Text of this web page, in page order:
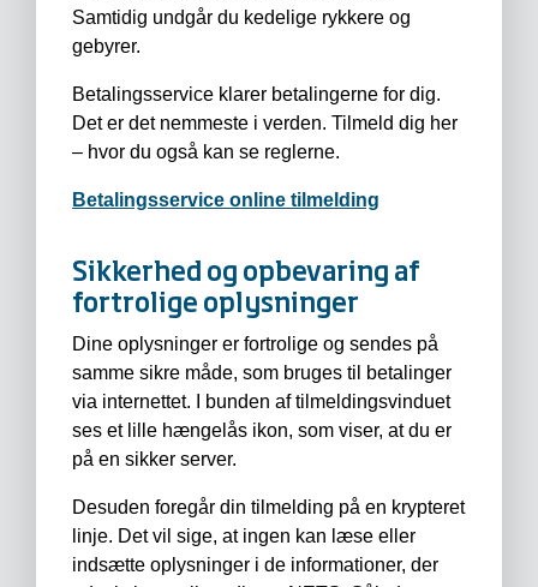
Samtidig undgår du kedelige rykkere og
gebyrer.
Betalingsservice klarer betalingerne for dig.
Det er det nemmeste i verden. Tilmeld dig her
– hvor du også kan se reglerne.
Betalingsservice online tilmelding
Sikkerhed og opbevaring af
fortrolige oplysninger
Dine oplysninger er fortrolige og sendes på
samme sikre måde, som bruges til betalinger
via internettet. I bunden af tilmeldingsvinduet
ses et lille hængelås ikon, som viser, at du er
på en sikker server.
Desuden foregår din tilmelding på en krypteret
linje. Det vil sige, at ingen kan læse eller
indsætte oplysninger i de informationer, der